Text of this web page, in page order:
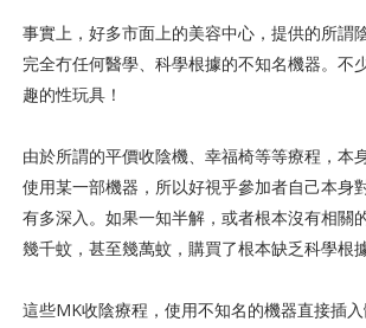
事實上，好多市面上的美容中心，提供的所謂
完全冇任何醫學、科學根據的不知名機器。不
趣的性玩具！
由於所謂的平價收陰機、幸福椅等等療程，本
使用某一部機器，所以好視乎參加者自己本身
有多深入。如果一知半解，或者根本沒有相關
幾千蚊，甚至幾萬蚊，購買了根本缺乏科學根
這些MK收陰療程，使用不知名的機器直接插